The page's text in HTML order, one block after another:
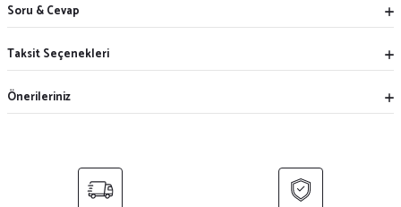
Soru & Cevap
Taksit Seçenekleri
Önerileriniz